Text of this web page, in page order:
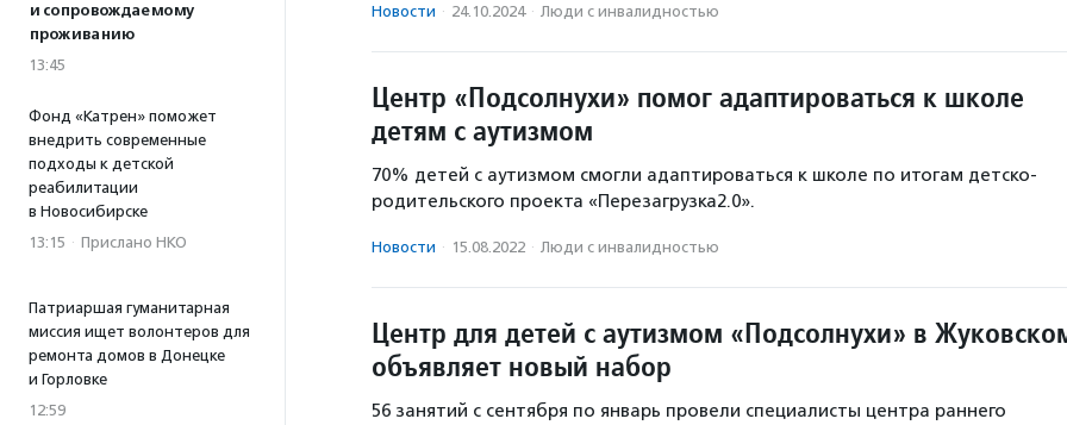
и сопровождаемому
проживанию
13:45
Фонд «Катрен» поможет
внедрить современные
подходы к детской
реабилитации
в Новосибирске
13:15 · Прислано НКО
Патриаршая гуманитарная
миссия ищет волонтеров для
ремонта домов в Донецке
и Горловке
12:59
Новости · 24.10.2024 · Люди с инвалидностью
Центр «Подсолнухи» помог адаптироваться к школе
детям с аутизмом
70% детей с аутизмом смогли адаптироваться к школе по итогам детско-
родительского проекта «Перезагрузка2.0».
Новости · 15.08.2022 · Люди с инвалидностью
Центр для детей с аутизмом «Подсолнухи» в
объявляет новый набор
56 занятий с сентября по январь провели специалисты центра раннего